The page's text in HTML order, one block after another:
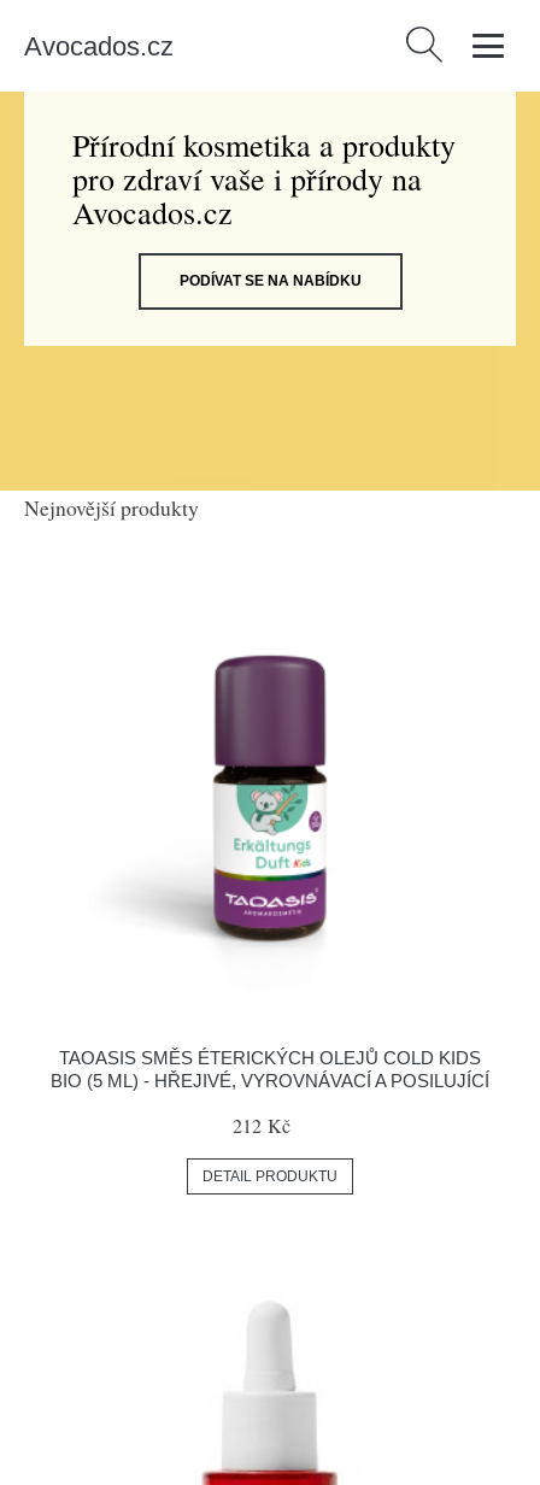
Avocados.cz Vyhledávání
Přírodní kosmetika a produkty
pro zdraví vaše i přírody na
Avocados.cz
PODÍVAT SE NA NABÍDKU
Nejnovější produkty
TAOASIS SMĚS ÉTERICKÝCH OLEJŮ COLD KIDS
BIO (5 ML) - HŘEJIVÉ, VYROVNÁVACÍ A POSILUJÍCÍ
212 Kč
DETAIL PRODUKTU